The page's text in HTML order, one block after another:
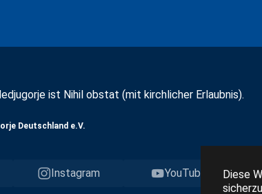
Diese
ist Nihil obstat (mit kirchlicher Erlaubnis).
Deutschland e.V.
Instagram YouTube